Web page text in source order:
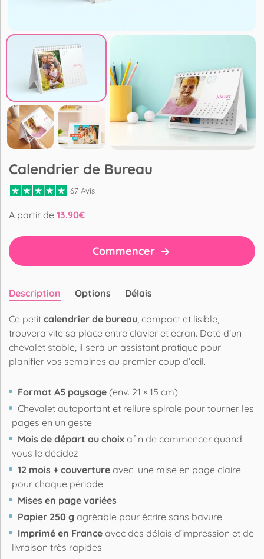
Calendrier de Bureau
67 Avis
A partir de 13.90€
Commencer
Description Options Délais
Ce petit calendrier de bureau, compact et lisible,
trouvera vite sa place entre clavier et écran. Doté d'un
chevalet stable, il sera un assistant pratique pour
planifier vos semaines au premier coup d’œil.
Format A5 paysage (env. 21 × 15 cm)
Chevalet autoportant et reliure spirale pour tourner les
pages en un geste
Mois de départ au choix afin de commencer quand
vous le décidez
12 mois + couverture avec une mise en page claire
pour chaque période
Mises en page variées
Papier 250 g agréable pour écrire sans bavure
Imprimé en France avec des délais d’impression et de
livraison très rapides